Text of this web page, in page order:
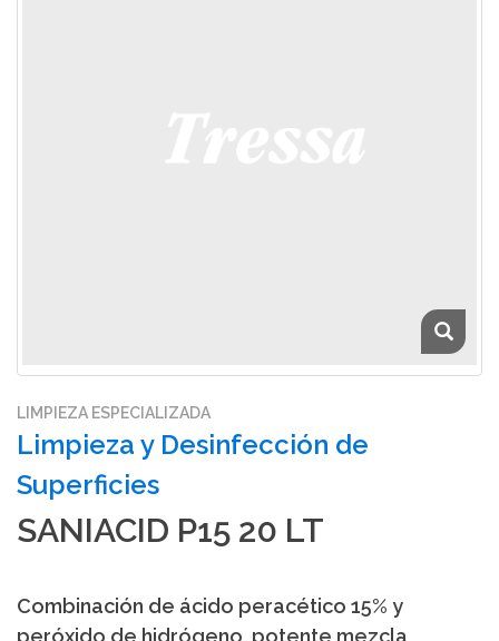
LIMPIEZA ESPECIALIZADA
Limpieza y Desinfección de
Superficies
SANIACID P15 20 LT
Combinación de ácido peracético 15% y
peróxido de hidrógeno, potente mezcla